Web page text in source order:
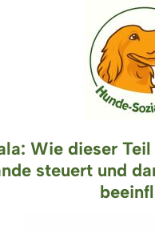
Wie dieser
steuert und